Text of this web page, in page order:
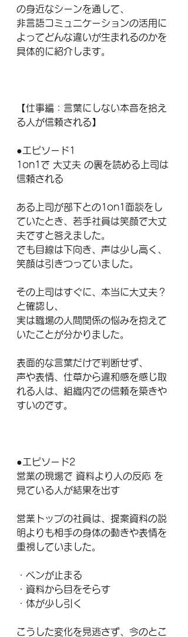
の身近なシーンを通して、
非言語コミュニケーションの活用に
よってどんな違いが生まれるのかを
具体的に紹介します。
【仕事編：言葉にしない本音を拾え
る人が信頼される】
●エピソード1
1on1で 大丈夫 の裏を読める上司は
信頼される
ある上司が部下との1on1面談をし
ていたとき、若手社員は笑顔で大丈
夫ですと答えました。
でも目線は下向き、声は少し高く、
笑顔は引きつっていました。
その上司はすぐに、本当に大丈夫？
と確認し、
実は職場の人間関係の悩みを抱えて
いたことが分かりました。
表面的な言葉だけで判断せず、
声や表情、仕草から違和感を感じ取
れる人は、組織内での信頼を築きや
すいのです。
●エピソード2
営業の現場で 資料より人の反応 を
見ている人が結果を出す
営業トップの社員は、提案資料の説
明よりも相手の身体の動きや表情を
重視していました。
・ペンが止まる
・資料から目をそらす
・体が少し引く
こうした変化を見逃さず、今のとこ